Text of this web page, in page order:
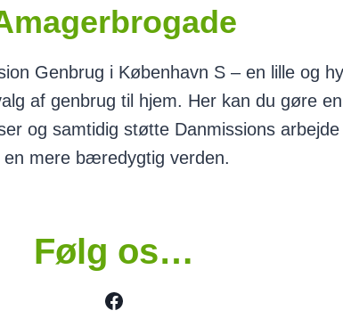
Genbrug i København S – en lille og
af genbrug til hjem. Her kan du gøre
og samtidig støtte Danmissions
mere bæredygtig verden.
Følg os…
Facebook